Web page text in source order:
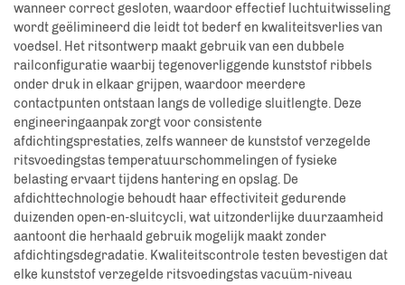
wanneer correct gesloten, waardoor effectief luchtuitwisseling
wordt geëlimineerd die leidt tot bederf en kwaliteitsverlies van
voedsel. Het ritsontwerp maakt gebruik van een dubbele
railconfiguratie waarbij tegenoverliggende kunststof ribbels
onder druk in elkaar grijpen, waardoor meerdere
contactpunten ontstaan langs de volledige sluitlengte. Deze
engineeringaanpak zorgt voor consistente
afdichtingsprestaties, zelfs wanneer de kunststof verzegelde
ritsvoedingstas temperatuurschommelingen of fysieke
belasting ervaart tijdens hantering en opslag. De
afdichttechnologie behoudt haar effectiviteit gedurende
duizenden open-en-sluitcycli, wat uitzonderlijke duurzaamheid
aantoont die herhaald gebruik mogelijk maakt zonder
afdichtingsdegradatie. Kwaliteitscontrole testen bevestigen dat
elke kunststof verzegelde ritsvoedingstas vacuüm-niveau